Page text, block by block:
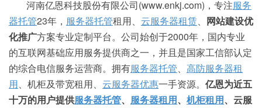
河南亿恩科技股份有限公司(www.enkj.com)，专注服务
器托管23年， 服务器托管租用、 云服务器租赁、 网站建设优
化推广方案专业定制平台。公司始创于2000年，国内专业
的互联网基础应用服务提供商之一，并且是国家工信部认定
的综合电信服务运营商。拥有服务器托管、 高防服务器租
用、机柜及带宽租用、 云服务器优惠一手资源。 亿恩为近五
十万的用户提供服务器托管、 服务器租用、 机柜租用、云服